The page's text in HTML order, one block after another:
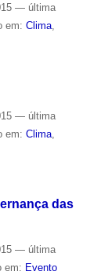
— última
em: Clima,
— última
em: Clima,
das
— última
em: Evento